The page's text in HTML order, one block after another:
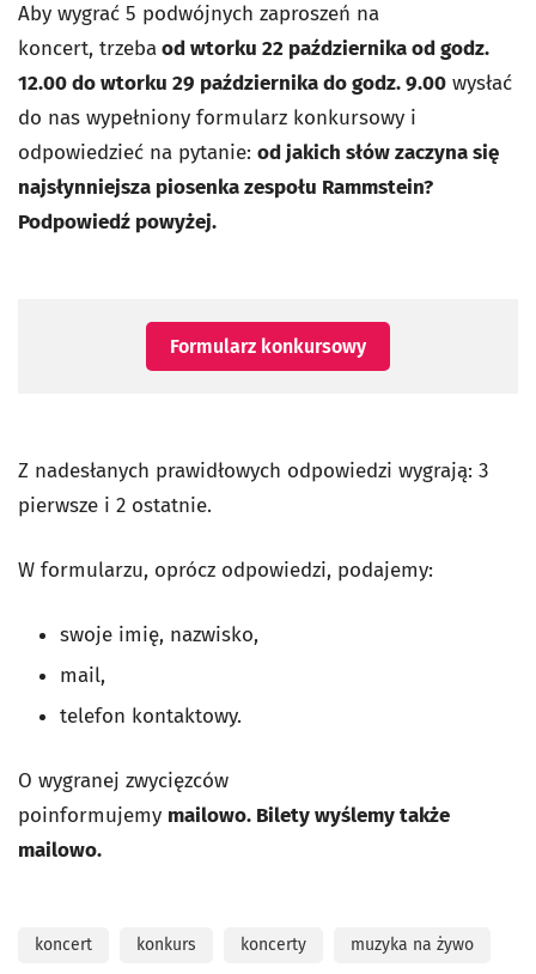
Aby wygrać 5 podwójnych zaproszeń na
koncert, trzebaod wtorku 22 października od godz.
12.00 do wtorku 29 października do godz. 9.00 wysłać
do nas wypełniony formularz konkursowy i
odpowiedzieć na pytanie: od jakich słów zaczyna się
najsłynniejsza piosenka zespołu Rammstein?
Podpowiedź powyżej.
Formularz konkursowy
Z nadesłanych prawidłowych odpowiedzi wygrają: 3
pierwsze i 2 ostatnie.
W formularzu, oprócz odpowiedzi, podajemy:
swoje imię, nazwisko,
mail,
telefon kontaktowy.
O wygranej zwycięzców
poinformujemy mailowo. Bilety wyślemy także
mailowo.
koncert konkurs koncerty muzyka na żywo